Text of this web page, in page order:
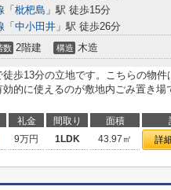
「 枇杷島 」駅 徒歩15分
「 中小田井 」駅 徒歩26分
数 2階建 構造 木造
徒歩13分の立地です。こちらの物
的に使えるのが敷地内ごみ置き場
礼金 間取り 面積
9万円 1LDK 43.97㎡ 詳